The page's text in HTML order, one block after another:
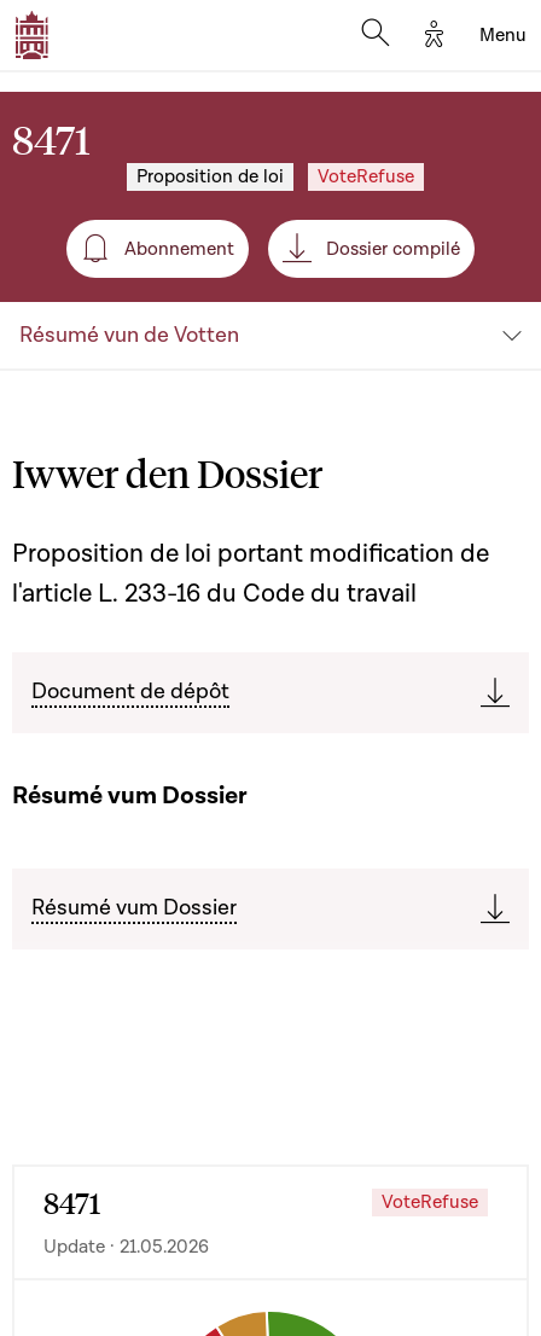
Options
Menu
8471
Proposition de loi VoteRefuse
Abonnement
Abonnement Dossier compilé
Résumé vun de Votten
Iwwer den Dossier
Proposition de loi portant modification de
l'article L. 233-16 du Code du travail
Document de dépôt
Résumé vum Dossier
Résumé vum Dossier
8471
VoteRefuse
Update · 21.05.2026